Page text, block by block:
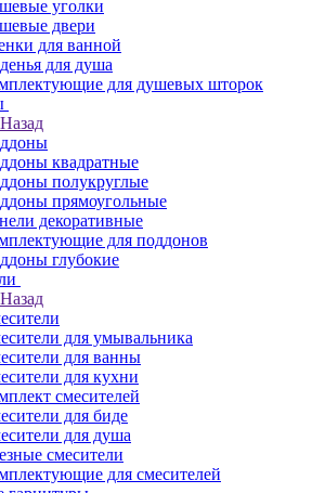
уголки
двери
для ванной
для душа
для душевых шторок
Назад
квадратные
полукруглые
прямоугольные
декоративные
для поддонов
глубокие
Назад
для умывальника
для ванны
для кухни
смесителей
для биде
для душа
смесители
для смесителей